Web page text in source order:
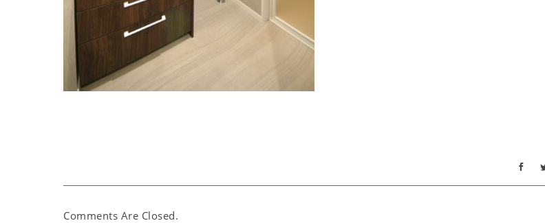
Comments Are Closed.